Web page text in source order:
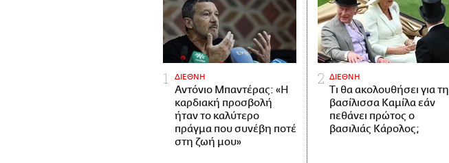
ΔΙΕΘΝΗ
Αντόνιο Μπαντέρας: «Η
καρδιακή προσβολή
ήταν το καλύτερο
πράγμα που συνέβη ποτέ
στη ζωή μου»
ΔΙΕΘΝΗ
Τι θα ακολουθήσει για τη
βασίλισσα Καμίλα εάν
πεθάνει πρώτος ο
βασιλιάς Κάρολος;